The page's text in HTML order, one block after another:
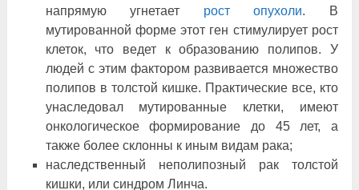
напрямую угнетает рост опухоли. В
мутированной форме этот ген стимулирует рост
клеток, что ведет к образованию полипов. У
людей с этим фактором развивается множество
полипов в толстой кишке. Практические все, кто
унаследовал мутированные клетки, имеют
онкологическое формирование до 45 лет, а
также более склонны к иным видам рака;
наследственный неполипозный рак толстой
кишки, или синдром Линча.